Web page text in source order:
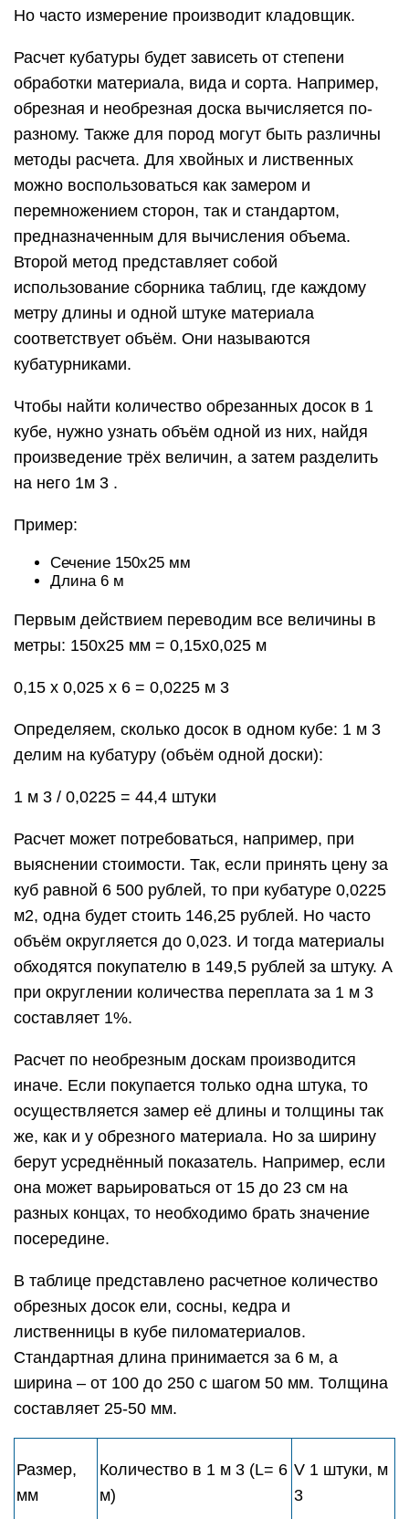
Но часто измерение производит кладовщик.
Расчет кубатуры будет зависеть от степени
обработки материала, вида и сорта. Например,
обрезная и необрезная доска вычисляется по-
разному. Также для пород могут быть различны
методы расчета. Для хвойных и лиственных
можно воспользоваться как замером и
перемножением сторон, так и стандартом,
предназначенным для вычисления объема.
Второй метод представляет собой
использование сборника таблиц, где каждому
метру длины и одной штуке материала
соответствует объём. Они называются
кубатурниками.
Чтобы найти количество обрезанных досок в 1
кубе, нужно узнать объём одной из них, найдя
произведение трёх величин, а затем разделить
на него 1м 3 .
Пример:
Сечение 150х25 мм
Длина 6 м
Первым действием переводим все величины в
метры: 150х25 мм = 0,15х0,025 м
0,15 х 0,025 х 6 = 0,0225 м 3
Определяем, сколько досок в одном кубе: 1 м 3
делим на кубатуру (объём одной доски):
1 м 3 / 0,0225 = 44,4 штуки
Расчет может потребоваться, например, при
выяснении стоимости. Так, если принять цену за
куб равной 6 500 рублей, то при кубатуре 0,0225
м2, одна будет стоить 146,25 рублей. Но часто
объём округляется до 0,023. И тогда материалы
обходятся покупателю в 149,5 рублей за штуку. А
при округлении количества переплата за 1 м 3
составляет 1%.
Расчет по необрезным доскам производится
иначе. Если покупается только одна штука, то
осуществляется замер её длины и толщины так
же, как и у обрезного материала. Но за ширину
берут усреднённый показатель. Например, если
она может варьироваться от 15 до 23 см на
разных концах, то необходимо брать значение
посередине.
В таблице представлено расчетное количество
обрезных досок ели, сосны, кедра и
лиственницы в кубе пиломатериалов.
Стандартная длина принимается за 6 м, а
ширина – от 100 до 250 с шагом 50 мм. Толщина
составляет 25-50 мм.
Размер,
мм
Количество в 1 м 3 (L= 6
м)
V 1 штуки, м
3